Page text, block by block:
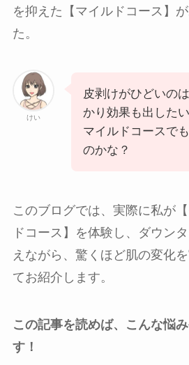
を抑えた【マイルドコース】
た。
けい
皮剥けがひどいの
かり効果も出した
マイルドコースで
のかな？
このブログでは、実際に私が
ドコース】を体験し、ダウン
えながら、驚くほど肌の変化
てお紹介します。
この記事を読めば、こんな悩
す！